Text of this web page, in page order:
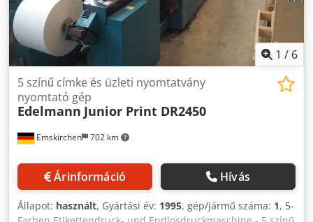
1 / 6
Emskirchen 702 km
5 színű címke és üzleti nyomtatvány
nyomtató gép
Edelmann Junior Print DR2450
Árinformáció Hívás
Állapot: használt, Gyártási év: 1995, gép/jármű száma: 1, 5-